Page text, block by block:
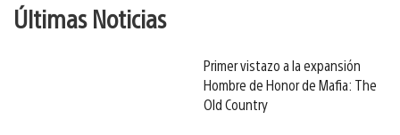
Últimas Noticias
Primer vistazo a la expansión
Hombre de Honor de Mafia: The
Old Country